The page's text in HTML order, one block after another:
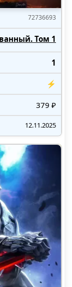
понять, как
сайте
72736693
Том 1
1
⚡
379 ₽
12.11.2025